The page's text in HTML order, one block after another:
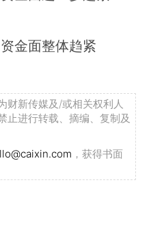
金面整体趋紧
财新传媒及/或相关权利人
止进行转载、摘编、复制及
，获得书面